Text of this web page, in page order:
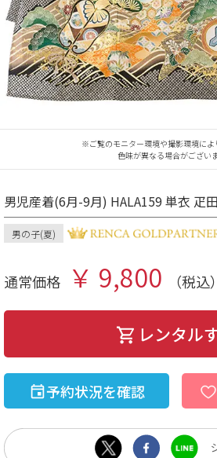
※ご覧のモニター環境や撮影環境によ
色味が異なる場合がございま
男児産着(6月-9月) HALA159 単衣 疋
男の子(夏)
通常価格 ￥ 9,800 （税込）
レンタル
予約状況を確認